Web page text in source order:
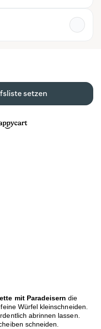
mit Paradeisern die
Würfel kleinschneiden.
abrinnen lassen.
schneiden.